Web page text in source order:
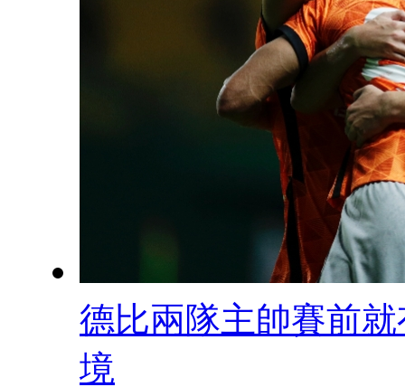
德比兩隊主帥賽前
境